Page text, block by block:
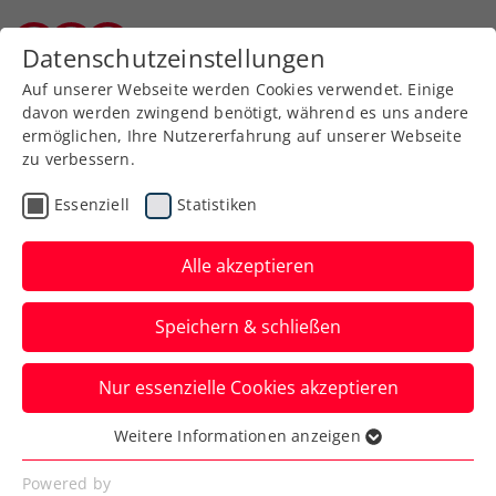
Zurück zur Newsübersicht
Turniere
Svitolina serviert beim
Upper Austria Ladies Linz
Mit der Ex-Weltranglistendritten geht eine
Topspielerin beim WTA-Turnier in
Oberösterreich an den Start.
Verfasst von: Presseaussendung / Redaktion, 27.12.2024
Datenschutzeinstellungen
Auf unserer Webseite werden Cookies verwendet. Einige
davon werden zwingend benötigt, während es uns andere
ermöglichen, Ihre Nutzererfahrung auf unserer Webseite
zu verbessern.
Essenziell Statistiken
Alle akzeptieren
Speichern & schließen
Nur essenzielle Cookies akzeptieren
Essenziell
Essenzielle Cookies werden für grundlegende
Weitere Informationen anzeigen
Powered by